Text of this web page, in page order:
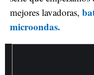
mejores lavadoras,
microondas.